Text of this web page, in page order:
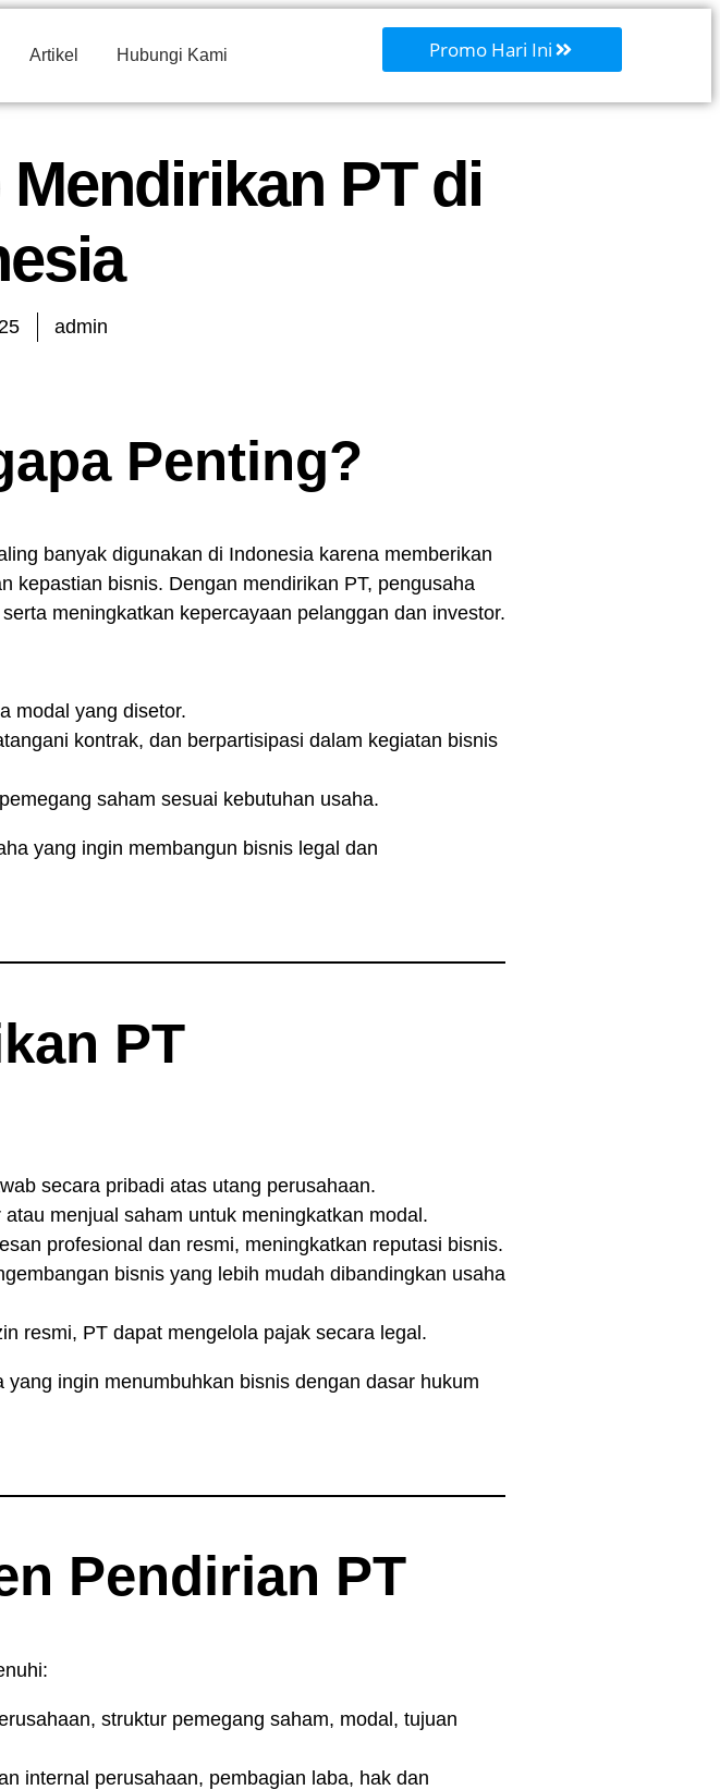
Artikel Hubungi Kami Promo Hari Ini
PT di
admin
Penting?
banyak digunakan di Indonesia karena memberikan
kepastian bisnis. Dengan mendirikan PT, pengusaha
meningkatkan kepercayaan pelanggan dan investor.
modal yang disetor.
kontrak, dan berpartisipasi dalam kegiatan bisnis
saham sesuai kebutuhan usaha.
yang ingin membangun bisnis legal dan
PT
secara pribadi atas utang perusahaan.
menjual saham untuk meningkatkan modal.
profesional dan resmi, meningkatkan reputasi bisnis.
bisnis yang lebih mudah dibandingkan usaha
resmi, PT dapat mengelola pajak secara legal.
ingin menumbuhkan bisnis dengan dasar hukum
Pendirian PT
struktur pemegang saham, modal, tujuan
internal perusahaan, pembagian laba, hak dan